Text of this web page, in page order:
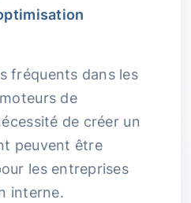
fréquents dans les
de
de créer un
peuvent être
les entreprises
interne.